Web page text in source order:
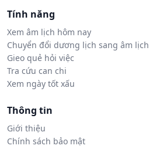
Tính năng
Xem âm lịch hôm nay
Chuyển đổi dương lịch sang âm lịch
Gieo quẻ hỏi việc
Tra cứu can chi
Xem ngày tốt xấu
Thông tin
Giới thiệu
Chính sách bảo mật